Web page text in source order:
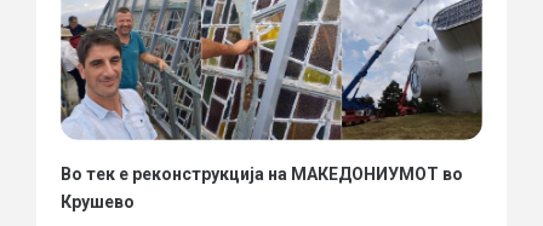
Во тек е реконструкција на МАКЕДОНИУМОТ во
Крушево